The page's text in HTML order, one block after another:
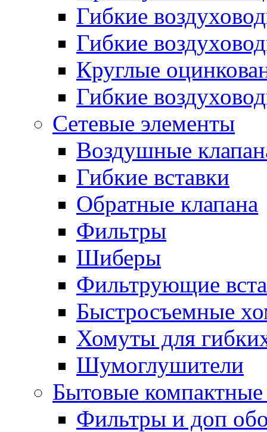
Гибкие
Гибкие
Круглые
Гибкие
Сетевые элементы
Воздушные
Гибкие вставки
Обратные клапана
Фильтры
Шиберы
Фильтрующие
Быстросъемные
Хомуты для
Шумоглушители
Бытовые
Фильтры и доп